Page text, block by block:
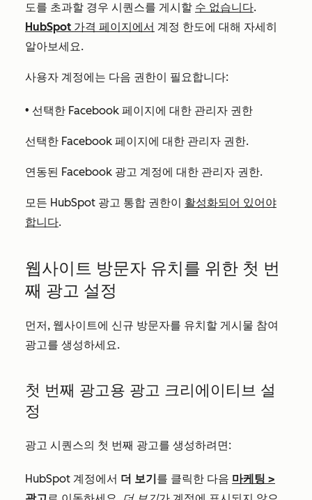
도를 초과할 경우 시퀀스를 게시할 수 없습니다.
HubSpot 가격 페이지에서 계정 한도에 대해 자세히
알아보세요.
사용자 계정에는 다음 권한이 필요합니다:
• 선택한 Facebook 페이지에 대한 관리자 권한
선택한 Facebook 페이지에 대한 관리자 권한.
연동된 Facebook 광고 계정에 대한 관리자 권한.
모든 HubSpot 광고 통합 권한이 활성화되어 있어야
합니다.
웹사이트 방문자 유치를 위한 첫 번
째 광고 설정
먼저, 웹사이트에 신규 방문자를 유치할 게시물 참여
광고를 생성하세요.
첫 번째 광고용 광고 크리에이티브 설
정
광고 시퀀스의 첫 번째 광고를 생성하려면:
HubSpot 계정에서 더 보기를 클릭한 다음 마케팅 >